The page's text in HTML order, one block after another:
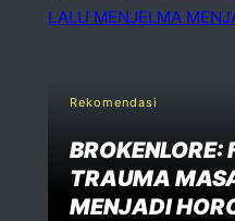
Rekomendasi
BROKENLORE:
TRAUMA
MENJADI